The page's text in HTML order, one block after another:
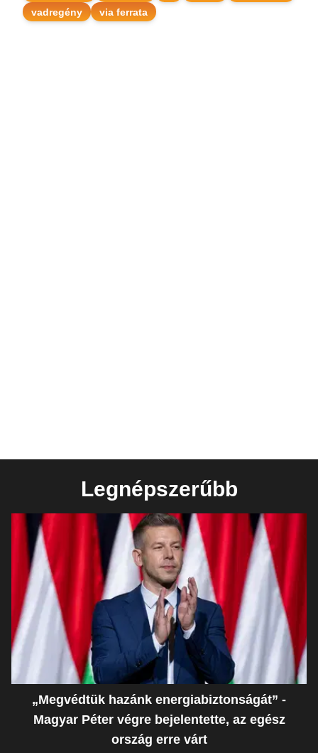
vadregény
via ferrata
Legnépszerűbb
„Megvédtük hazánk energiabiztonságát” -
Magyar Péter végre bejelentette, az egész
ország erre várt